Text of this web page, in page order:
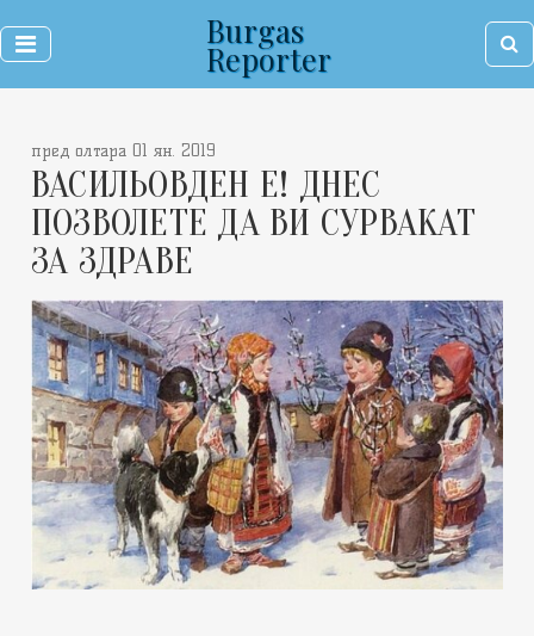
Burgas
Reporter
пред олтара 01 ян. 2019
ВАСИЛЬОВДЕН Е! ДНЕС
ПОЗВОЛЕТЕ ДА ВИ СУРВАКАТ
ЗА ЗДРАВЕ